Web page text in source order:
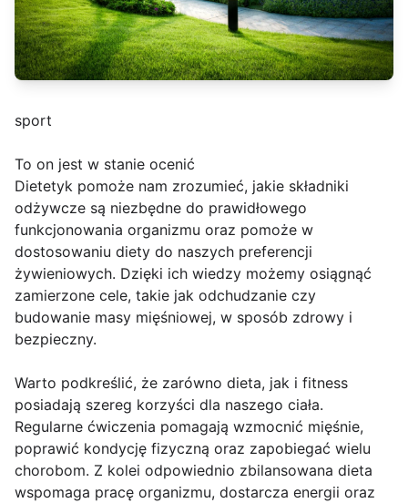
sport
To on jest w stanie ocenić
Dietetyk pomoże nam zrozumieć, jakie składniki
odżywcze są niezbędne do prawidłowego
funkcjonowania organizmu oraz pomoże w
dostosowaniu diety do naszych preferencji
żywieniowych. Dzięki ich wiedzy możemy osiągnąć
zamierzone cele, takie jak odchudzanie czy
budowanie masy mięśniowej, w sposób zdrowy i
bezpieczny.
Warto podkreślić, że zarówno dieta, jak i fitness
posiadają szereg korzyści dla naszego ciała.
Regularne ćwiczenia pomagają wzmocnić mięśnie,
poprawić kondycję fizyczną oraz zapobiegać wielu
chorobom. Z kolei odpowiednio zbilansowana dieta
wspomaga pracę organizmu, dostarcza energii oraz